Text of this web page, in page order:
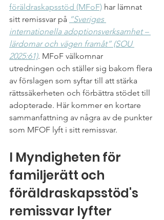
föräldraskapsstöd (MFoF) har lämnat
sitt remissvar på ”Sveriges
internationella adoptionsverksamhet –
lärdomar och vägen framåt” (SOU
2025:61). MFoF välkomnar
utredningen och ställer sig bakom flera
av förslagen som syftar till att stärka
rättssäkerheten och förbättra stödet till
adopterade. Här kommer en kortare
sammanfattning av några av de punkter
som MFOF lyft i sitt remissvar.
I Myndigheten för
familjerätt och
föräldraskapsstöd's
remissvar lyfter